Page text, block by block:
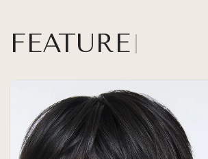
FEATURE